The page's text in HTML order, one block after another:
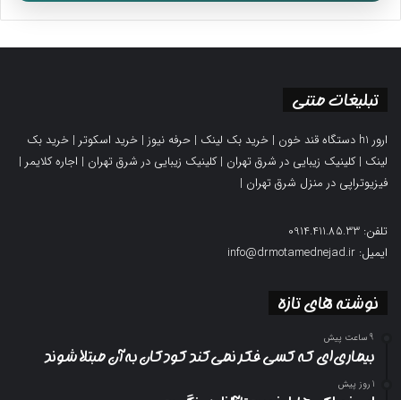
تبلیغات متنی
ارور h1 دستگاه قند خون | خرید بک لینک | حرفه نیوز | خرید اسکوتر | خرید بک
لینک |کلینیک زیبایی در شرق تهران |کلینیک زیبایی در شرق تهران | اجاره کلایمر |
فیزیوتراپی در منزل شرق تهران |
تلفن: 0914.411.85.33
ایمیل: info@drmotamednejad.ir
نوشته های تازه
9 ساعت پیش
بیماری‌ای که کسی فکر نمی‌کند کودکان به آن مبتلا شوند
1 روز پیش